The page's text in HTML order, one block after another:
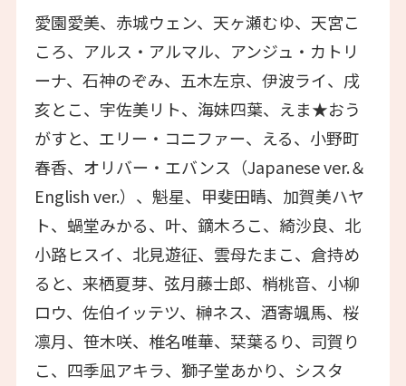
愛園愛美、赤城ウェン、天ヶ瀬むゆ、天宮こ
ころ、アルス・アルマル、アンジュ・カトリ
ーナ、石神のぞみ、五木左京、伊波ライ、戌
亥とこ、宇佐美リト、海妹四葉、えま★おう
がすと、エリー・コニファー、える、小野町
春香、オリバー・エバンス（Japanese ver.＆
English ver.）、魁星、甲斐田晴、加賀美ハヤ
ト、蝸堂みかる、叶、鏑木ろこ、綺沙良、北
小路ヒスイ、北見遊征、雲母たまこ、倉持め
ると、来栖夏芽、弦月藤士郎、梢桃音、小柳
ロウ、佐伯イッテツ、榊ネス、酒寄颯馬、桜
凛月、笹木咲、椎名唯華、栞葉るり、司賀り
こ、四季凪アキラ、獅子堂あかり、シスタ